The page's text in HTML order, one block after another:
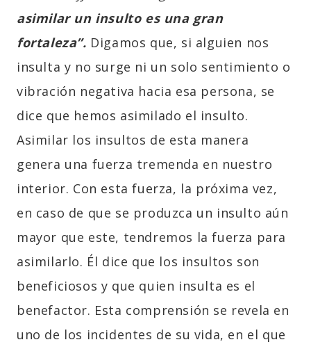
asimilar un insulto es una gran
fortaleza”. Digamos que, si alguien nos
insulta y no surge ni un solo sentimiento o
vibración negativa hacia esa persona, se
dice que hemos asimilado el insulto.
Asimilar los insultos de esta manera
genera una fuerza tremenda en nuestro
interior. Con esta fuerza, la próxima vez,
en caso de que se produzca un insulto aún
mayor que este, tendremos la fuerza para
asimilarlo. Él dice que los insultos son
beneficiosos y que quien insulta es el
benefactor. Esta comprensión se revela en
uno de los incidentes de su vida, en el que